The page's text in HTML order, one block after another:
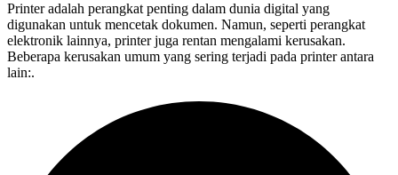
Printer adalah perangkat penting dalam dunia digital yang
digunakan untuk mencetak dokumen. Namun, seperti perangkat
elektronik lainnya, printer juga rentan mengalami kerusakan.
Beberapa kerusakan umum yang sering terjadi pada printer antara
lain:.